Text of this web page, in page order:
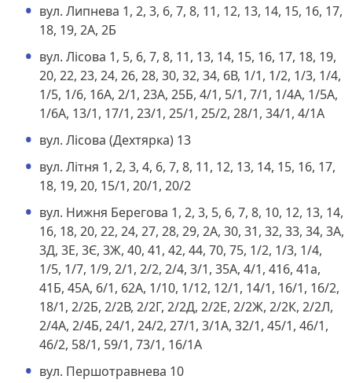
вул. Липнева 1, 2, 3, 6, 7, 8, 11, 12, 13, 14, 15, 16, 17,
18, 19, 2А, 2Б
вул. Лісова 1, 5, 6, 7, 8, 11, 13, 14, 15, 16, 17, 18, 19,
20, 22, 23, 24, 26, 28, 30, 32, 34, 6В, 1/1, 1/2, 1/3, 1/4,
1/5, 1/6, 16А, 2/1, 23А, 25Б, 4/1, 5/1, 7/1, 1/4А, 1/5А,
1/6А, 13/1, 17/1, 23/1, 25/1, 25/2, 28/1, 34/1, 4/1А
вул. Лісова (Дехтярка) 13
вул. Літня 1, 2, 3, 4, 6, 7, 8, 11, 12, 13, 14, 15, 16, 17,
18, 19, 20, 15/1, 20/1, 20/2
вул. Нижня Берегова 1, 2, 3, 5, 6, 7, 8, 10, 12, 13, 14,
16, 18, 20, 22, 24, 27, 28, 29, 2А, 30, 31, 32, 33, 34, 3А,
3Д, 3Е, 3Є, 3Ж, 40, 41, 42, 44, 70, 75, 1/2, 1/3, 1/4,
1/5, 1/7, 1/9, 2/1, 2/2, 2/4, 3/1, 35А, 4/1, 416, 41а,
41Б, 45А, 6/1, 62А, 1/10, 1/12, 12/1, 14/1, 16/1, 16/2,
18/1, 2/2Б, 2/2В, 2/2Г, 2/2Д, 2/2Е, 2/2Ж, 2/2К, 2/2Л,
2/4А, 2/4Б, 24/1, 24/2, 27/1, 3/1А, 32/1, 45/1, 46/1,
46/2, 58/1, 59/1, 73/1, 16/1А
вул. Першотравнева 10